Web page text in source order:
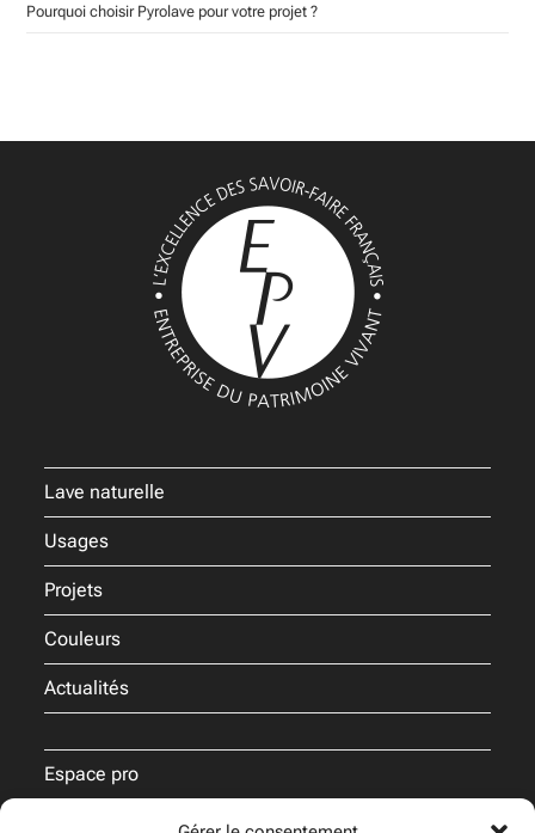
Pourquoi choisir Pyrolave pour votre projet ?
Lave naturelle
Usages
Projets
Couleurs
Actualités
Espace pro
Nos engagements